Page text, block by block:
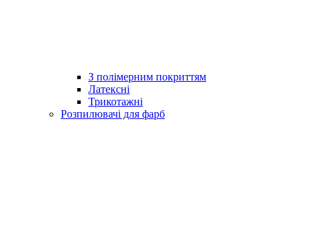
З полімерним покриттям
Латексні
Трикотажні
Розпилювачі для фарб